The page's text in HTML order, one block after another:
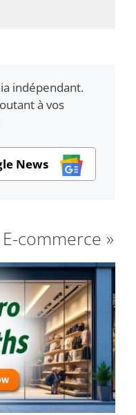
indépendant.
à vos
News
commerce »